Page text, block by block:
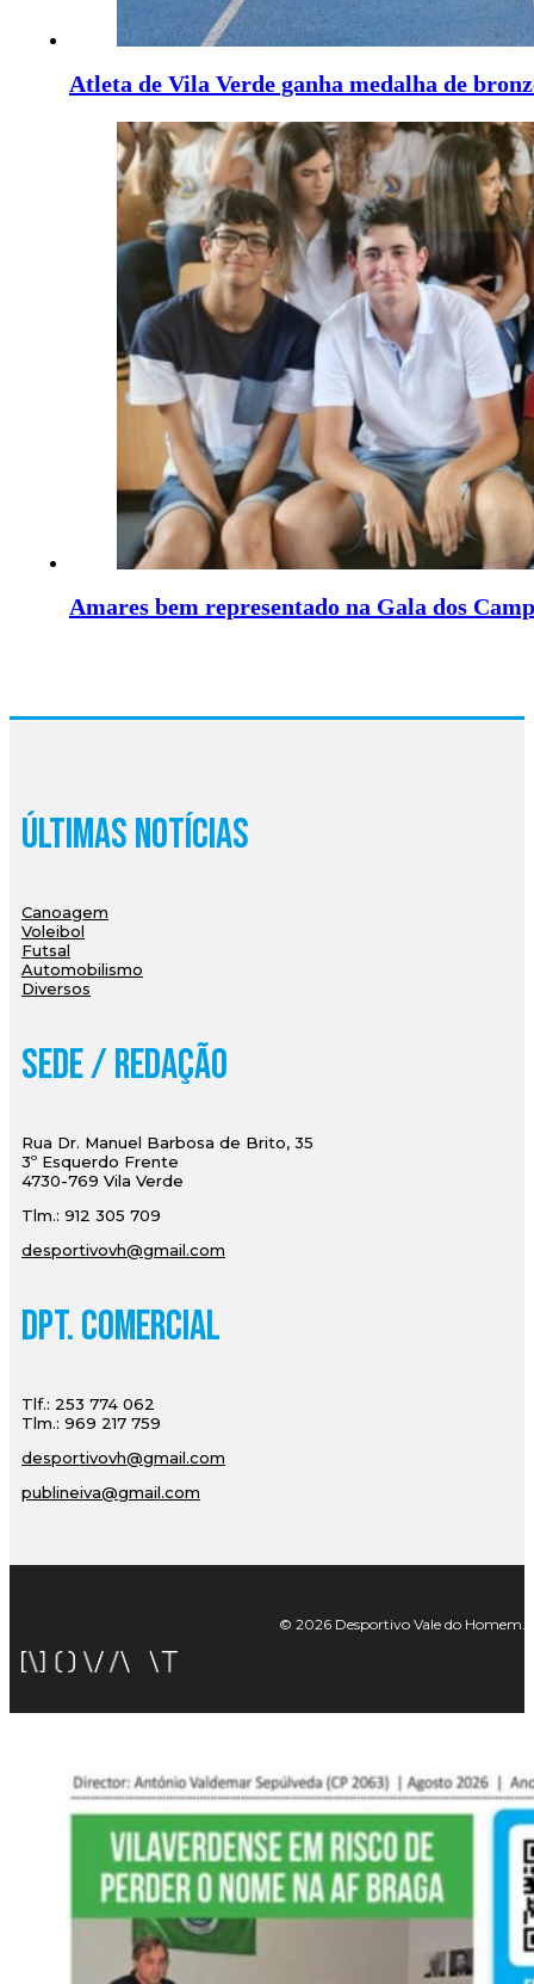
Atleta de Vila Verde ganha medalha de
Amares bem representado na Gala dos
Últimas Notícias
Canoagem
Voleibol
Futsal
Automobilismo
Diversos
Sede / Redação
Rua Dr. Manuel Barbosa de Brito, 35
3º Esquerdo Frente
4730-769 Vila Verde
Tlm.: 912 305 709
desportivovh@gmail.com
Dpt. Comercial
Tlf.: 253 774 062
Tlm.: 969 217 759
desportivovh@gmail.com
publineiva@gmail.com
© 2026 Desportivo Vale do Homem.